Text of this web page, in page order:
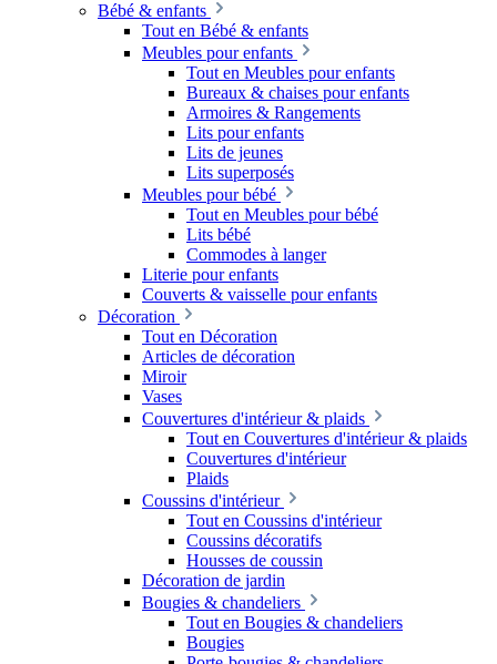
Bébé & enfants
Tout en Bébé & enfants
Meubles pour enfants
Tout en Meubles pour enfants
Bureaux & chaises pour enfants
Armoires & Rangements
Lits pour enfants
Lits de jeunes
Lits superposés
Meubles pour bébé
Tout en Meubles pour bébé
Lits bébé
Commodes à langer
Literie pour enfants
Couverts & vaisselle pour enfants
Décoration
Tout en Décoration
Articles de décoration
Miroir
Vases
Couvertures d'intérieur & plaids
Tout en Couvertures d'intérieur & plaids
Couvertures d'intérieur
Plaids
Coussins d'intérieur
Tout en Coussins d'intérieur
Coussins décoratifs
Housses de coussin
Décoration de jardin
Bougies & chandeliers
Tout en Bougies & chandeliers
Bougies